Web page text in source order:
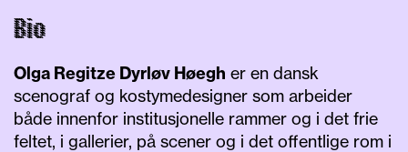
Bio
Olga Regitze Dyrløv Høegh er en dansk
scenograf og kostymedesigner som arbeider
både innenfor institusjonelle rammer og i det frie
feltet, i gallerier, på scener og i det offentlige rom i